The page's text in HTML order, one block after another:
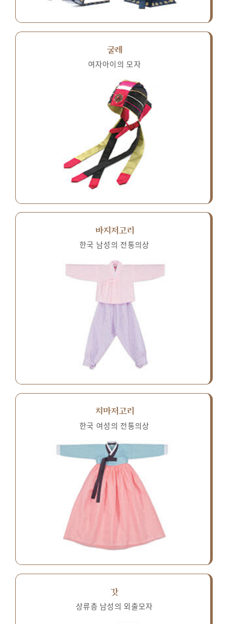
굴레
여자아이의 모자
바지저고리
한국 남성의 전통의상
치마저고리
한국 여성의 전통의상
갓
상류층 남성의 외출모자